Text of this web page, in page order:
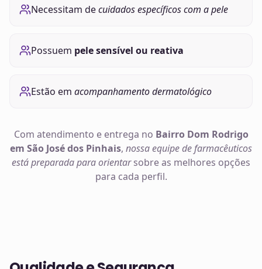
Necessitam decuidados específicos com a pele
Possuem pele sensível ou reativa
Estão em acompanhamento dermatológico
Com atendimento e entrega no Bairro Dom Rodrigo
em São José dos Pinhais, nossa equipe de farmacêuticos
está preparada para orientarsobre as melhores opções
para cada perfil.